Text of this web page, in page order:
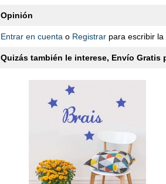
Opinión
Entrar en cuenta o Registrar para escribir la
Quizás también le interese, Envío Gratis